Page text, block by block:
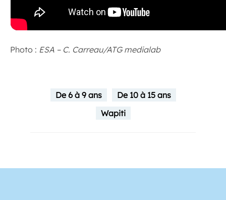
Photo : ESA – C. Carreau/ATG medialab
De 6 à 9 ans
De 10 à 15 ans
Wapiti